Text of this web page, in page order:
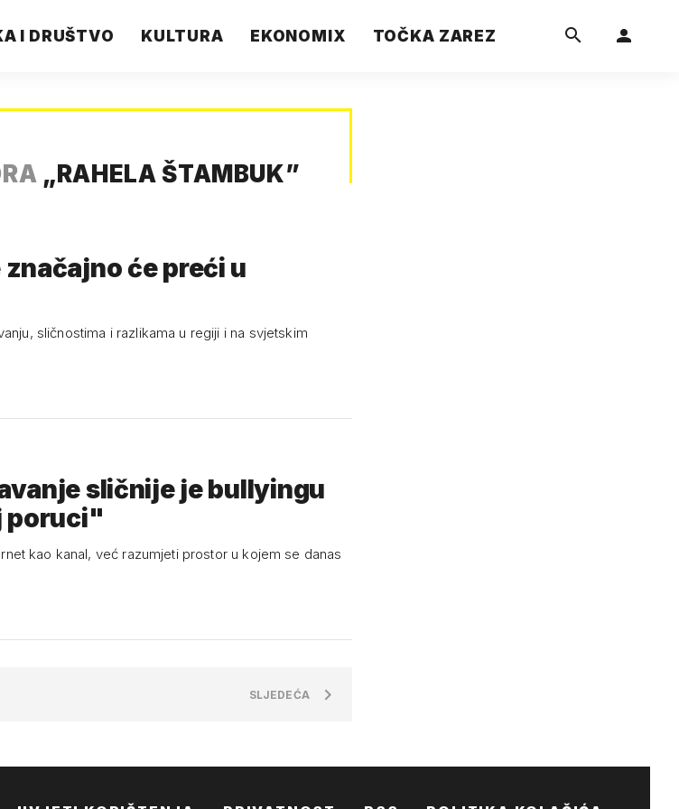
I DRUŠTVO KULTURA EKONOMIX TOČKA ZAREZ
„RAHELA ŠTAMBUK”
će preći u
sličnostima i razlikama u regiji i na svjetskim
sličnije je bullyingu
poruci"
kao kanal, već razumjeti prostor u kojem se danas
SLJEDEĆA